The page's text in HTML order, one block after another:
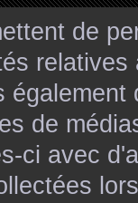
de
de
ci avec